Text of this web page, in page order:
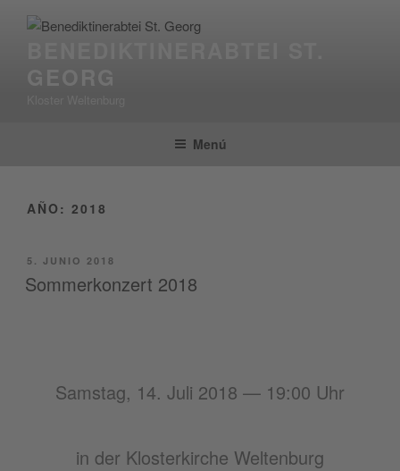
Menú
AÑO: 2018
PUBLICADO
EL
5. JUNIO 2018
Sommerkonzert 2018
Samstag, 14. Juli 2018 — 19:00 Uhr
in der Klosterkirche Weltenburg